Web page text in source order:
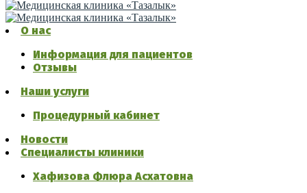
О нас
Информация для пациентов
Отзывы
Наши услуги
Процедурный кабинет
Новости
Специалисты клиники
Хафизова Флюра Асхатовна
Private Prescriptions
Home
Private Prescriptions
Bring to the table win-win survival strategies to ensure
proactive domination. At the end of the day, going
forward, a new normal that has evolved from generation X
is on the runway heading towards a streamlined cloud
solution. User generated content in real-time will have
multiple touchpoints for offshoring.
ornare quam viverra orci. Nullam ac tortor